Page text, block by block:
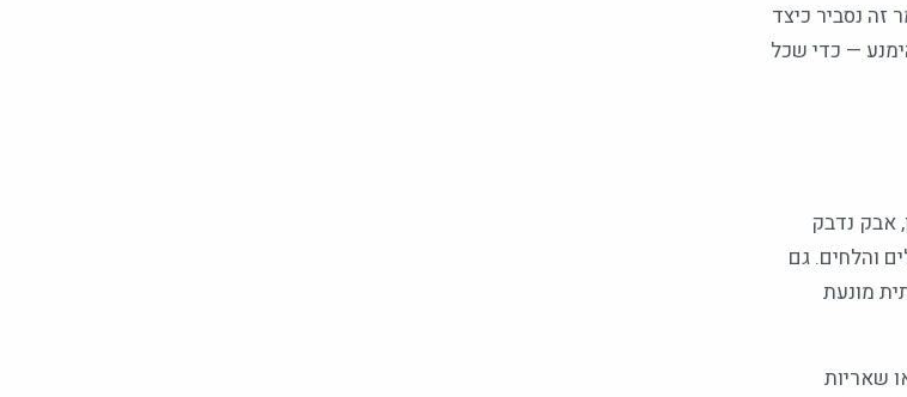
זה נסביר כיצד
— כדי שכל
אבק נדבק
והלחים. גם
מונעת
שאריות